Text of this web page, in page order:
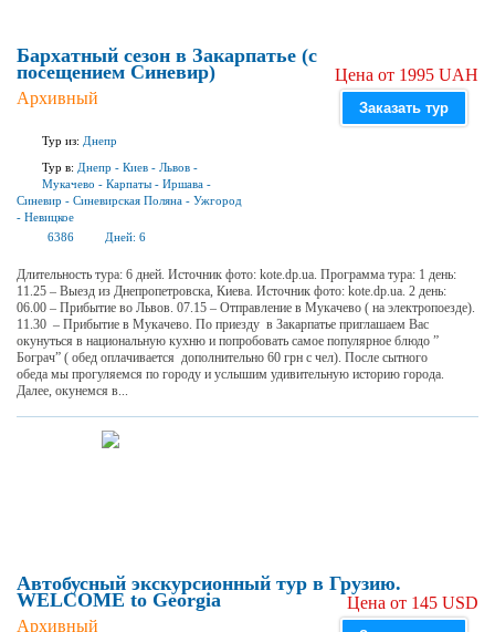
Бархатный сезон в Закарпатье (с
посещением Синевир)
Архивный
Тур из: Днепр
Тур в: Днепр - Киев - Львов -
Мукачево - Карпаты - Иршава -
Синевир - Синевирская Поляна - Ужгород
- Невицкое
6386
Дней: 6
Цена от 1995 UAH
Заказать тур
Длительность тура: 6 дней. Источник фото: kote.dp.ua. Программа тура: 1 день:
11.25 – Выезд из Днепропетровска, Киева. Источник фото: kote.dp.ua. 2 день:
06.00 – Прибытие во Львов. 07.15 – Отправление в Мукачево ( на электропоезде).
11.30 – Прибытие в Мукачево. По приезду в Закарпатье приглашаем Вас
окунуться в национальную кухню и попробовать самое популярное блюдо ”
Бограч” ( обед оплачивается дополнительно 60 грн с чел). После сытного
обеда мы прогуляемся по городу и услышим удивительную историю города.
Далее, окунемся в...
Автобусный экскурсионный тур в Грузию.
WELCOME to Georgia
Архивный
Цена от 145 USD